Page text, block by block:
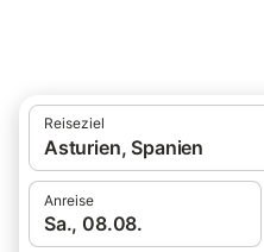
Reiseziel
Asturien, Spanien
Anreise
Sa., 08.08.